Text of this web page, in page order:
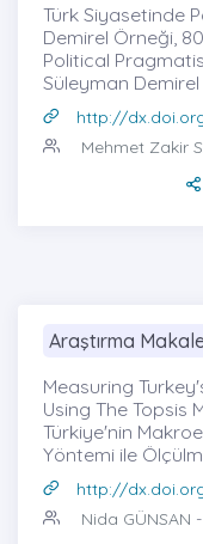
Türk Siyasetinde
Demirel Örneği,
Political
Süleyman Demirel
http://
Mehmet Zakir
Araştırma
Measuring
Using The Topsis
Türkiye'nin
Yöntemi ile
http://
Nida GÜNSAN -